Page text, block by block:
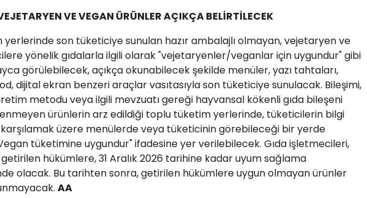
VE VEGAN ÜRÜNLER AÇIKÇA BELİRTİLECEK
son tüketiciye sunulan hazır ambalajlı olmayan, vejetaryen ve
yönelik gıdalarla ilgili olarak "vejetaryenler/veganlar için uygundur" gibi
görülebilecek, açıkça okunabilecek şekilde menüler, yazı tahtaları,
dijital ekran benzeri araçlar vasıtasıyla son tüketiciye sunulacak. Bileşimi,
metodu veya ilgili mevzuatı gereği hayvansal kökenli gıda bileşeni
ürünlerin arz edildiği toplu tüketim yerlerinde, tüketicilerin bilgi
üzere menülerde veya tüketicinin görebileceği bir yerde
tüketimine uygundur" ifadesine yer verilebilecek. Gıda işletmecileri,
getirilen hükümlere, 31 Aralık 2026 tarihine kadar uyum sağlama
olacak. Bu tarihten sonra, getirilen hükümlere uygun olmayan ürünler
AA